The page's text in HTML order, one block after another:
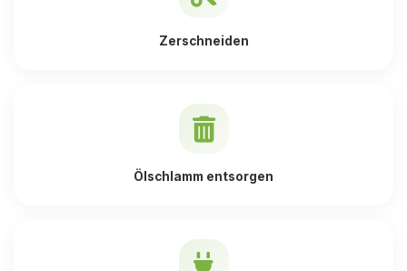
Zerschneiden
Ölschlamm entsorgen